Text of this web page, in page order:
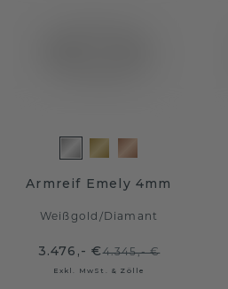
Armreif Emely 4mm
Weißgold / Diamant
3.476,- €4.345,- €
Exkl. MwSt. & Zölle